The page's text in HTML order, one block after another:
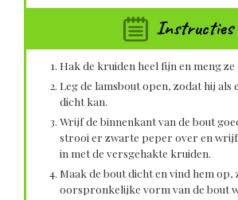
Instructies
Hak de kruiden heel fijn en meng
Leg de lamsbout open, zodat hij als
dicht kan.
Wrijf de binnenkant van de bout
strooi er zwarte peper over en wrijf
in met de versgehakte kruiden.
Maak de bout dicht en vind hem op,
oorspronkelijke vorm van de bout